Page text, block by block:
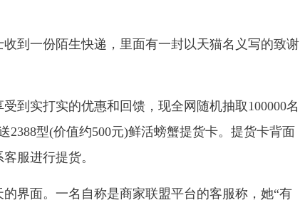
一份陌生快递，里面有一封以天猫名义写的致谢
实打实的优惠和回馈，现全网随机抽取100000名
2388型(价值约500元)鲜活螃蟹提货卡。提货卡背面
服进行提货。
面。一名自称是商家联盟平台的客服称，她“有